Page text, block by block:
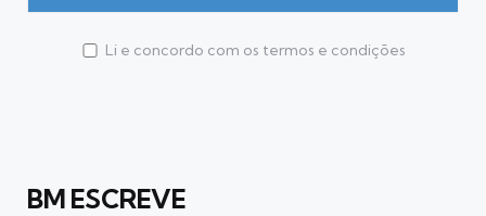
Li e concordo com os termos e condições
BM ESCREVE